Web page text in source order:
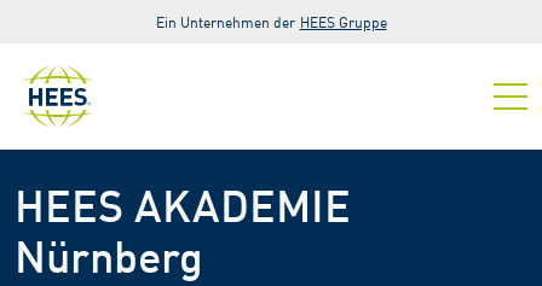
Zur Hauptnavigation springen
Zum Hauptinhalt springen
Zur Fußzeile der Seite springen
Ein Unternehmen der HEES Gruppe
HEES AKADEMIE
Nürnberg